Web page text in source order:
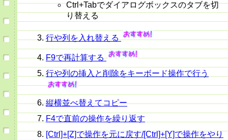
Ctrl+Tabでダイアログボックスのタブを切
り替える
行や列を入れ替える
F9で再計算する
行や列の挿入と削除をキーボード操作で行う
縦横並べ替えてコピー
F4で直前の操作を繰り返す
[Ctrl]+[Z]で操作を元に戻す/[Ctrl]+[Y]で操作をやり